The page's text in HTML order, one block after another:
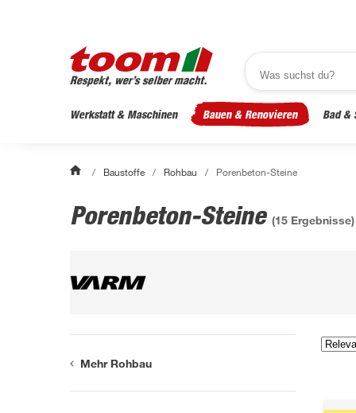
Werkstatt & Maschinen Bauen & Renovieren Bad &
/ Baustoffe / Rohbau / Porenbeton-Steine
Porenbeton-Steine (15 Ergebnisse)
Mehr Rohbau